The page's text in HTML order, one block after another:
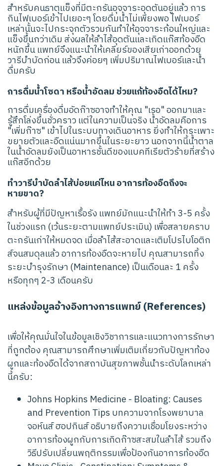
สำหรับคนธาตุแข็งที่มีตะกรันอุจจาระอุดตันอยู่แล้ว การ
กินไฟเบอร์เข้าไปเยอะๆ โดยดื่มน้ำไม่เพียงพอ ไฟเบอร์
เหล่านั้นจะไปกระจุกตัวรวมกันทำให้อุจจาระก้อนใหญ่และ
แข็งขึ้นกว่าเดิม ส่งผลให้ลำไส้อุดตันและเกิดแก๊สท้องอืด
หนักขึ้น แพทย์จึงแนะนำให้เคลียร์ของเสียเก่าออกด้วย
วารีบำบัดก่อน แล้วจึงค่อยๆ เพิ่มปริมาณไฟเบอร์และน้ำ
ดื่มครับ
การดื่มน้ำโซดา หรือน้ำอัดลม ช่วยแก้ท้องอืดได้ไหม?
การดื่มเครื่องดื่มอัดก๊าซอาจทำให้คุณ "เรอ" ออกมาและ
รู้สึกโล่งขึ้นชั่วคราว แต่ในความเป็นจริง น้ำอัดลมคือการ
"เพิ่มก๊าซ" เข้าไปในระบบทางเดินอาหาร ยิ่งทำให้กระเพาะ
ขยายตัวและอืดแน่นมากขึ้นในระยะยาว นอกจากนี้น้ำตาล
ในน้ำอัดลมยังเป็นอาหารชั้นดีของแบคทีเรียตัวร้ายที่สร้าง
แก๊สอีกด้วย
ทำวารีบำบัดลำไส้บ่อยแค่ไหน อาการท้องอืดถึงจะ
หายขาด?
สำหรับผู้ที่มีปัญหาเรื้อรัง แพทย์มักแนะนำให้ทำ 3-5 ครั้ง
ในช่วงแรก (เว้นระยะตามแพทย์ประเมิน) เพื่อสลายคราบ
ตะกรันเก่าให้หมดจด เมื่อลำไส้สะอาดและเติมโปรไบโอติก
ส์จนสมดุลแล้ว อาการท้องอืดจะหายไป คุณสามารถทิ้ง
ระยะบำรุงรักษา (Maintenance) เป็นเดือนละ 1 ครั้ง
หรือทุกๆ 2-3 เดือนครับ
แหล่งข้อมูลอ้างอิงทางการแพทย์ (References)
เพื่อให้คุณมั่นใจในข้อมูลเชิงวิชาการและแนวทางการรักษา
ที่ถูกต้อง คุณสามารถศึกษาเพิ่มเติมเกี่ยวกับปัญหาท้อง
ผูกและท้องอืดได้จากสถาบันสุขภาพชั้นนำระดับโลกเหล่า
นี้ครับ:
Johns Hopkins Medicine - Bloating: Causes
and Prevention Tips บทความจากโรงพยาบาล
จอห์นส์ ฮอปกินส์ อธิบายถึงความเชื่อมโยงระหว่าง
อาการท้องผูกกับการเกิดก๊าซสะสมในลำไส้ รวมถึง
วิธีปรับเปลี่ยนพฤติกรรมเพื่อป้องกันอาการท้องอืด